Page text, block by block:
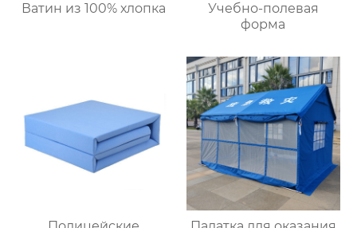
Ватин из 100% хлопка
Учебно-полевая
форма